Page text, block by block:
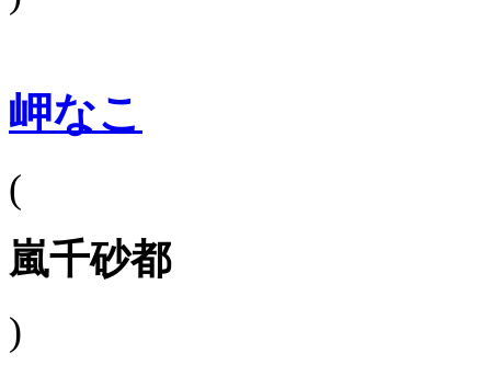
岬なこ
(
嵐千砂都
)